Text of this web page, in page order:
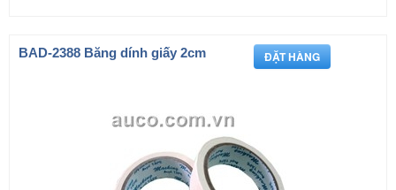
BAD-2388 Băng dính giấy 2cm